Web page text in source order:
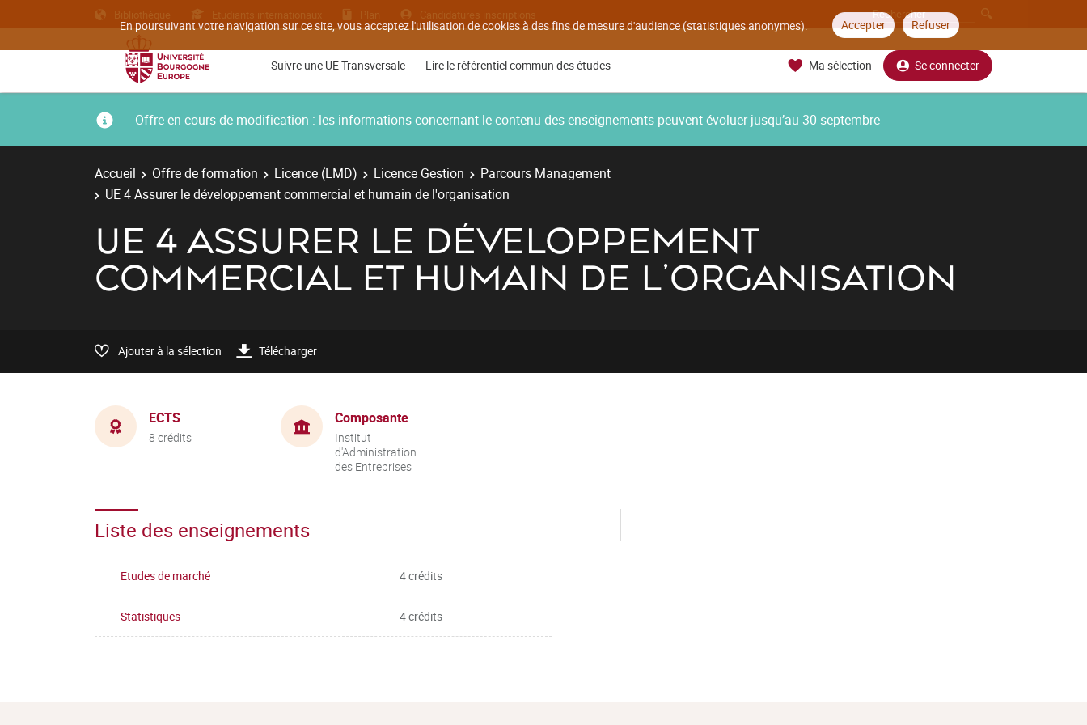
En poursuivant votre navigation sur ce site, vous acceptez l'utilisation de cookies à des fins de mesure d'audience (statistiques anonymes). Accepter Refuser
Bibliothèque Etudiants internationaux Plan Candidatures inscriptions
Suivre une UE Transversale Lire le référentiel commun des études Ma sélection Se connecter
Offre en cours de modification : les informations concernant le contenu des enseignements peuvent évoluer jusqu’au 30 septembre
Accueil Offre de formation Licence (LMD) Licence Gestion
Parcours Management
UE 4 Assurer le développement commercial et humain de l'organisation
UE 4 ASSURER LE DÉVELOPPEMENT
COMMERCIAL ET HUMAIN DE L'ORGANISATION
Ajouter à la sélection Télécharger
ECTS
8 crédits
Composante
Institut
d'Administration
des Entreprises
Liste des enseignements
Etudes de marché 4 crédits
Statistiques 4 crédits